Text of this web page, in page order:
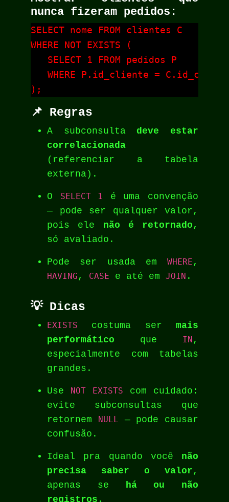
nunca fizeram pedidos:
SELECT nome FROM clientes C
WHERE NOT EXISTS (
   SELECT 1 FROM pedidos P
WHERE P.id_cliente =
);
📌 Regras
A subconsultadeve estar
correlacionada
(referenciar a tabela
externa).
O SELECT 1 é uma convenção
— pode ser qualquer valor,
pois ele não é retornado ,
só avaliado.
Pode ser usada em WHERE ,
HAVING , CASE e até em JOIN .
💡 Dicas
EXISTS costuma ser mais
performático que IN ,
especialmente com tabelas
grandes.
Use NOT EXISTS com cuidado:
evite subconsultas que
retornem
NULL — pode causar
confusão.
Ideal pra quando você não
precisa saber o valor ,
apenas se há ou não
registros .